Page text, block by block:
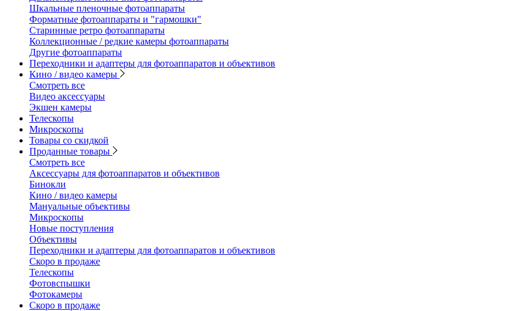
Шкальные пленочные фотоаппараты
Форматные фотоаппараты и "гармошки"
Старинные ретро фотоаппараты
Коллекционные / редкие камеры фотоаппараты
Другие фотоаппараты
Переходники и адаптеры для фотоаппаратов и объективов
Кино / видео камеры
Смотреть все
Видео аксессуары
Экшен камеры
Телескопы
Микроскопы
Товары со скидкой
Проданные товары
Смотреть все
Аксессуары для фотоаппаратов и объективов
Бинокли
Кино / видео камеры
Мануальные объективы
Микроскопы
Новые поступления
Объективы
Переходники и адаптеры для фотоаппаратов и объективов
Скоро в продаже
Телескопы
Фотовспышки
Фотокамеры
Скоро в продаже